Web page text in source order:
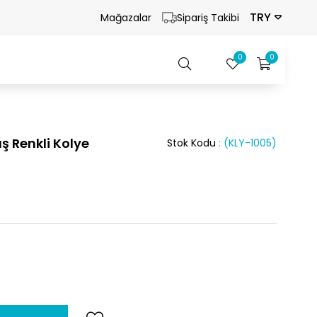
Mağazalar Sipariş Takibi TRY
0
0
Renkli Kolye (KLY-1005)
Stok Kodu